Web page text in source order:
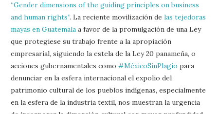
“Gender dimensions of the guiding principles on business
and human rights”. La reciente movilización delas tejedoras
mayas en Guatemala a favor de la promulgación de una Ley
que protegiese su trabajo frente a la apropiación
empresarial, siguiendo la estela de la Ley 20 panameña, o
acciones gubernamentales como#MéxicoSinPlagio para
denunciar en la esfera internacional el expolio del
patrimonio cultural de los pueblos indígenas, especialmente
en la esfera de la industria textil, nos muestran la urgencia